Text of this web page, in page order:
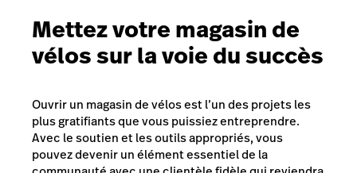
Mettez votre magasin de
vélos sur la voie du succès
Ouvrir un magasin de vélos est l’un des projets les
plus gratifiants que vous puissiez entreprendre.
Avec le soutien et les outils appropriés, vous
pouvez devenir un élément essentiel de la